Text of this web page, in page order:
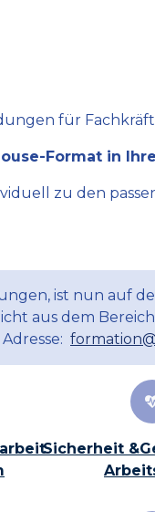
für
Format in
zu den
ist nun auf
aus dem
Sicherheit